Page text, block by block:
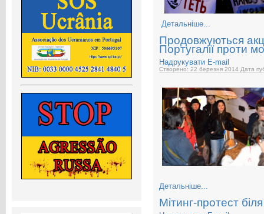
Детальніше...
Продовжуються
Португалії проти
Надрукувати E-mail
Створено: 22 березня 2014 Дата
Детальніше...
Мітинг-протест